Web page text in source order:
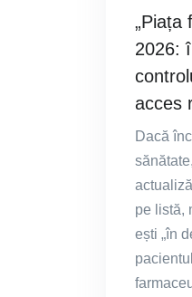
„Piața
2026:
acces
Dacă
pe listă,
ești „în